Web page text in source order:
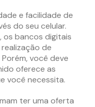
e facilidade de
do seu celular.
os bancos digitais
de
você deve
oferece as
você necessita.
ter uma oferta